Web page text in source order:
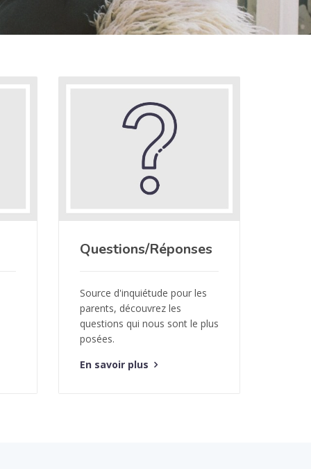
Questions/Réponses
Source d'inquiétude pour les
parents, découvrez les
questions qui nous sont le plus
posées.
En savoir plus